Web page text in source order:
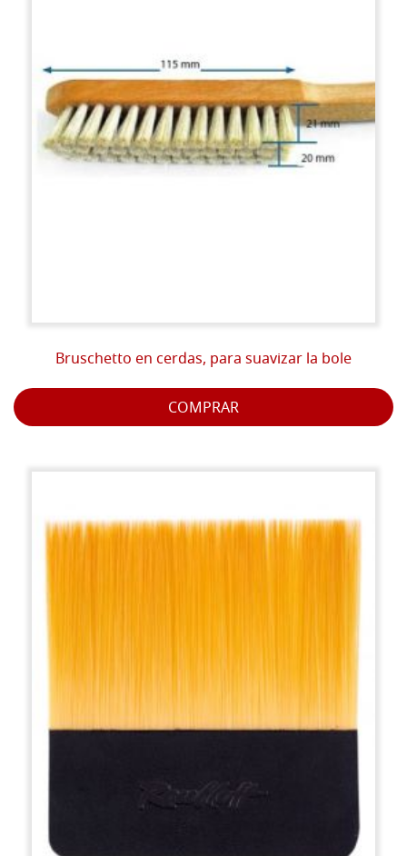
Bruschetto en cerdas, para suavizar la bole
COMPRAR